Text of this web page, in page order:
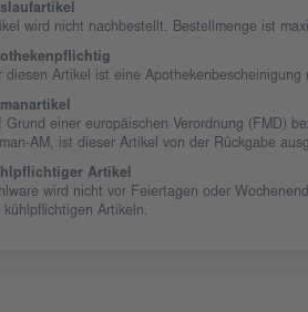
wird nicht nachbestellt. Bestellmenge ist
diesen Artikel ist eine Apothekenbescheinigung
Grund einer europäischen Verordnung (FMD)
AM, ist dieser Artikel von der Rückgabe
Artikel
wird nicht vor Feiertagen oder
kühlpflichtigen Artikeln.